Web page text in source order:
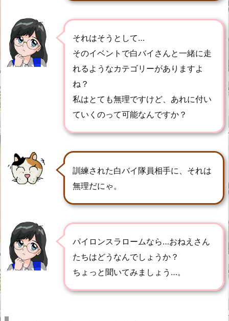
それはそうとして…
そのイベントで白バイさんと一緒に走
れるようなカテゴリーがありますよ
ね？
私はとても無理ですけど、あれに付い
ていくのって可能なんですか？
訓練された白バイ隊員相手に、それは
無理だにゃ。
パイロンスラロームなら…おねえさん
たちはどうなんでしょうか？
ちょっと聞いてみましょう…。